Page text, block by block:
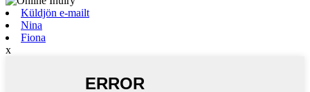
Küldjön e-mailt
Nina
Fiona
x